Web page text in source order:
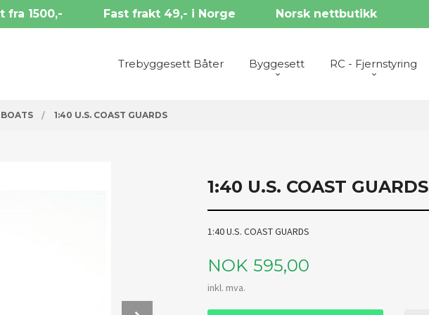
fra 1500,- Fast frakt 49,- i Norge Norsk nettbutikk
Trebyggesett Båter Byggesett RC - Fjernstyring
1:40 U.S. COAST GUARDS
1:40 U.S. COAST GUARDS
1:40 U.S. COAST GUARDS
Pris
NOK 595,00
inkl. mva.